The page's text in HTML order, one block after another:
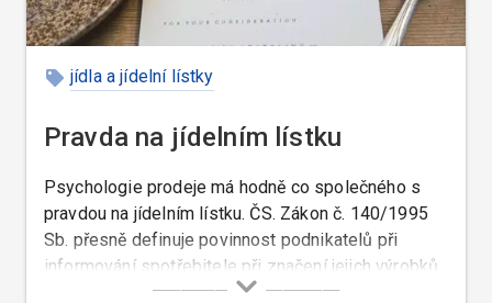
jídla a jídelní lístky
Pravda na jídelním lístku
Psychologie prodeje má hodně co společného s
pravdou na jídelním lístku. ČS. Zákon č. 140/1995
Sb. přesně definuje povinnost podnikatelů při
informování spotřebitele při značení jejich výrobků.
V § 9 je zároveň stanovena povinnost řádně